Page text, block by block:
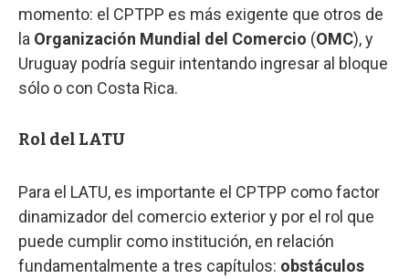
momento: el CPTPP es más exigente que otros de
la Organización Mundial del Comercio (OMC), y
Uruguay podría seguir intentando ingresar al bloque
sólo o con Costa Rica.
Rol del LATU
Para el LATU, es importante el CPTPP como factor
dinamizador del comercio exterior y por el rol que
puede cumplir como institución, en relación
fundamentalmente a tres capítulos: obstáculos